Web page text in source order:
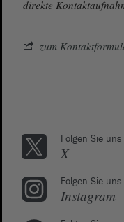
direkte
zum
Folgen Sie
X
Folgen Sie
Instagram